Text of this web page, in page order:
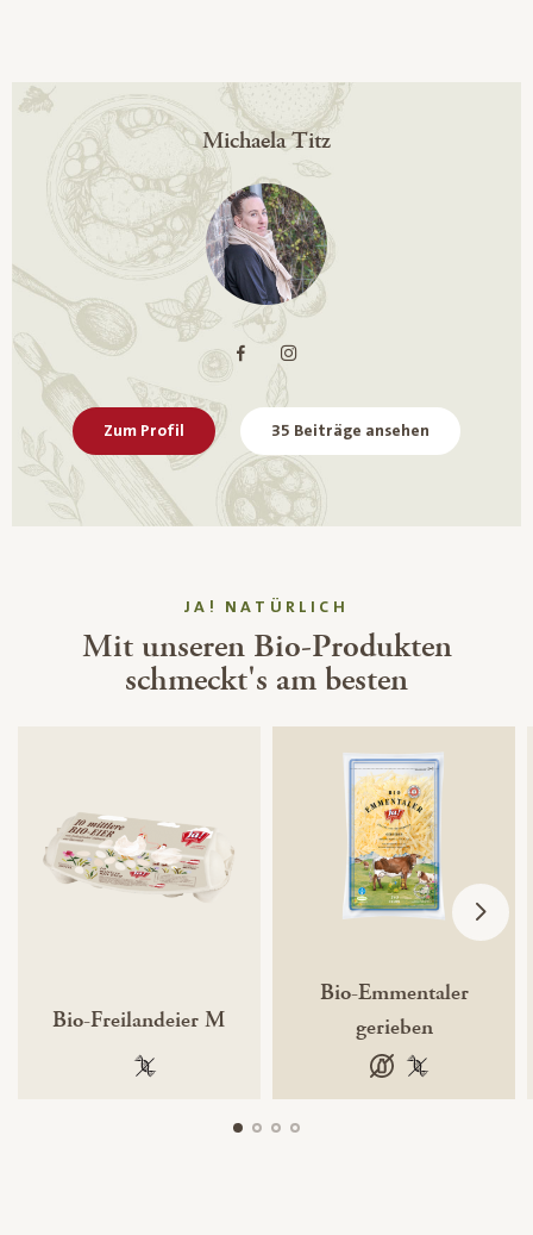
Michaela Titz
Zum Profil 35 Beiträge ansehen
JA! NATÜRLICH
Mit unseren Bio-Produkten
schmeckt's am besten
Bio-Freilandeier M
100 % gentechnikfrei
Bio-Emmentaler
gerieben
laktosefrei
100 %